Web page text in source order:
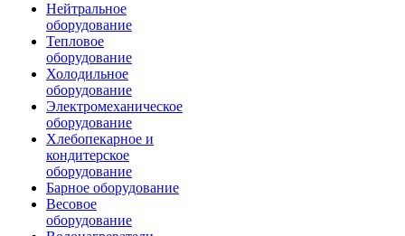
Нейтральное
оборудование
Тепловое
оборудование
Холодильное
оборудование
Электромеханическое
оборудование
Хлебопекарное и
кондитерское
оборудование
Барное оборудование
Весовое
оборудование